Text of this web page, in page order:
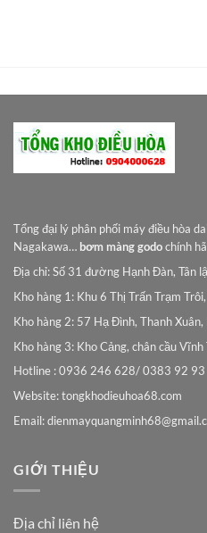
Tổng đại lý phân phối máy điều hòa
Nagakawa… bơm màng godochính
Địa chỉ: Số 31 đường Hạnh Đàn, Tân
Kho hàng 1: Khu 6 Thị Trấn Trạm
Kho hàng 2: 57 Hạ Đình, Thanh
Kho hàng 3: Kho Cảng, chân cầu
Hotline : 0936 246 628/ 0383 92 93
Website: tongkhodieuhoa68.com
Email:
GIỚI THIỆU
Địa chỉ liên hệ